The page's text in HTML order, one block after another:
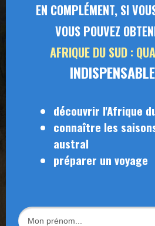
EN COMPLÉMENT, SI
VOUS POUVEZ
AFRIQUE DU SUD :
découvrir l'Afrique
connaître les
austral
préparer un voyage